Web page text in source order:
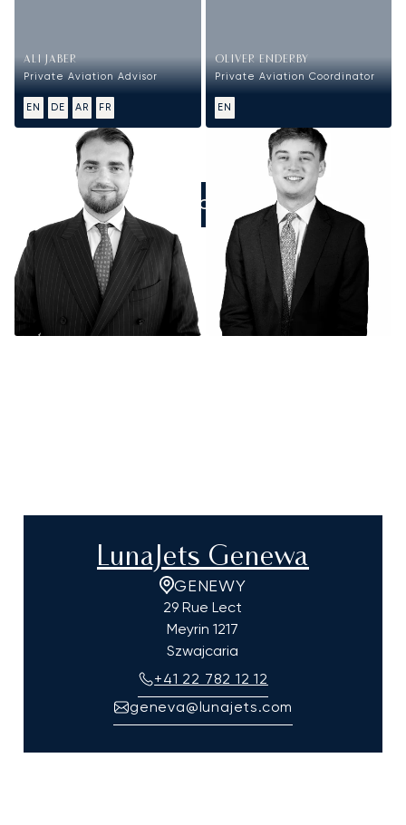
ALI JABER
Private Aviation Advisor
EN DE AR FR
OLIVER ENDERBY
Private Aviation Coordinator
EN
ZADZWOŃCIE DO NAS
LunaJets Genewa
GENEWY
29 Rue Lect
Meyrin 1217
Szwajcaria
+41 22 782 12 12
geneva@lunajets.com